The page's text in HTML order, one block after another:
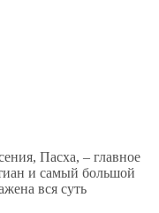
Пасха, – главное
и самый большой
вся суть